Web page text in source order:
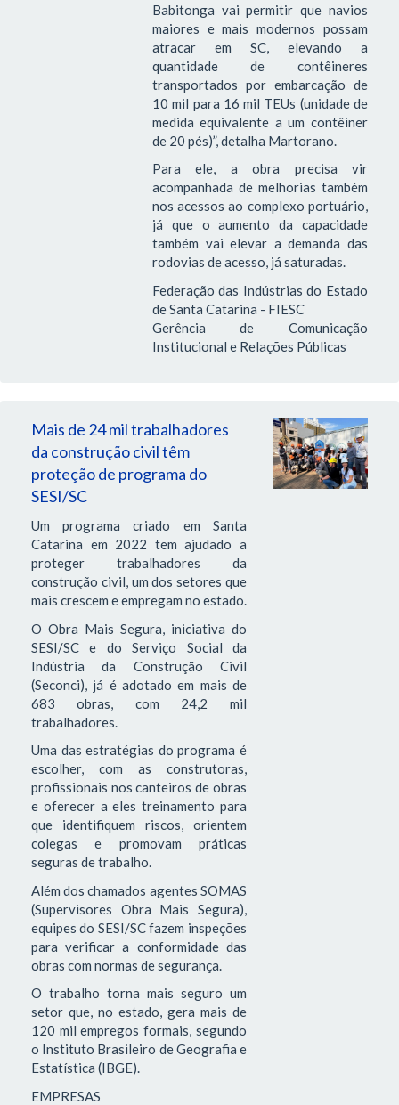
Babitonga vai permitir que navios
maiores e mais modernos possam
atracar em SC, elevando a
quantidade de contêineres
transportados por embarcação de
10 mil para 16 mil TEUs (unidade de
medida equivalente a um contêiner
de 20 pés)”, detalha Martorano.
Para ele, a obra precisa vir
acompanhada de melhorias também
nos acessos ao complexo portuário,
já que o aumento da capacidade
também vai elevar a demanda das
rodovias de acesso, já saturadas.
Federação das Indústrias do Estado
de Santa Catarina - FIESC
Gerência de Comunicação
Institucional e Relações Públicas
Mais de 24 mil trabalhadores
da construção civil têm
proteção de programa do
SESI/SC
Um programa criado em Santa
Catarina em 2022 tem ajudado a
proteger trabalhadores da
construção civil, um dos setores que
mais crescem e empregam no estado.
O Obra Mais Segura, iniciativa do
SESI/SC e do Serviço Social da
Indústria da Construção Civil
(Seconci), já é adotado em mais de
683 obras, com 24,2 mil
trabalhadores.
Uma das estratégias do programa é
escolher, com as construtoras,
profissionais nos canteiros de obras
e oferecer a eles treinamento para
que identifiquem riscos, orientem
colegas e promovam práticas
seguras de trabalho.
Além dos chamados agentes SOMAS
(Supervisores Obra Mais Segura),
equipes do SESI/SC fazem inspeções
para verificar a conformidade das
obras com normas de segurança.
O trabalho torna mais seguro um
setor que, no estado, gera mais de
120 mil empregos formais, segundo
o Instituto Brasileiro de Geografia e
Estatística (IBGE).
EMPRESAS